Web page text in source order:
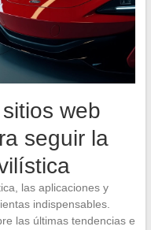
web
seguir la
las aplicaciones y
indispensables.
las últimas tendencias e